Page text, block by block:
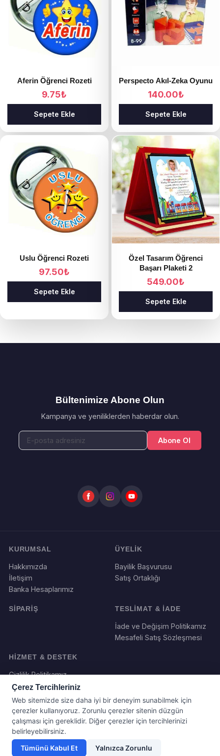
Aferin Öğrenci Rozeti
9.75₺
Sepete Ekle
Perspecto Akıl-Zeka Oyunu
140.00₺
Sepete Ekle
Uslu Öğrenci Rozeti
97.50₺
Sepete Ekle
Özel Tasarım Öğrenci
Başarı Plaketi 2
549.00₺
Sepete Ekle
Bültenimize Abone Olun
Kampanya ve yeniliklerden haberdar olun.
Abone Ol
KURUMSAL
Hakkımızda
İletişim
Banka Hesaplarımız
ÜYELİK
Bayilik Başvurusu
Satış Ortaklığı
SİPARİŞ TESLİMAT & İADE
İade ve Değişim Politikamız
Mesafeli Satış Sözleşmesi
HİZMET & DESTEK
Gizlilik Politikamız
Yazılım ve Tasarım : Webboll. Tum haklari saklidir.
Çerez Tercihleriniz
Web sitemizde size daha iyi bir deneyim sunabilmek için
çerezler kullanıyoruz. Zorunlu çerezler sitenin düzgün
çalışması için gereklidir. Diğer çerezler için tercihlerinizi
belirleyebilirsiniz.
Tümünü Kabul Et
Yalnızca Zorunlu